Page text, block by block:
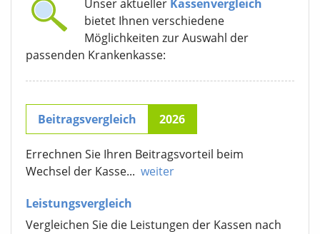
Unser aktueller Kassenvergleich
bietet Ihnen verschiedene
Möglichkeiten zur Auswahl der
passenden Krankenkasse:
Beitragsvergleich 2026
Errechnen Sie Ihren Beitragsvorteil beim
Wechsel der Kasse... weiter
Leistungsvergleich
Vergleichen Sie die Leistungen der Kassen nach